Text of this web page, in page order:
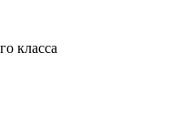
класса